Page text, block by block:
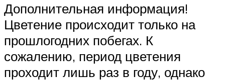
Дополнительная информация!
Цветение происходит только на
прошлогодних побегах. К
сожалению, период цветения
проходит лишь раз в году, однако